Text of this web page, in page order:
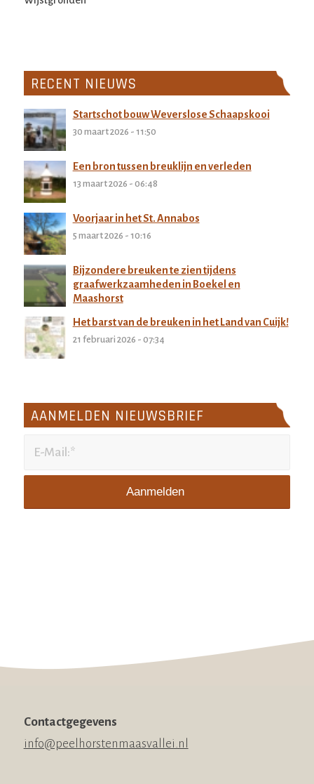
RECENT NIEUWS
Startschot bouw Weverslose Schaapskooi
30 maart 2026 - 11:50
Een bron tussen breuklijn en verleden
13 maart 2026 - 06:48
Voorjaar in het St. Annabos
5 maart 2026 - 10:16
Bijzondere breuken te zien tijdens
graafwerkzaamheden in Boekel en
Maashorst
27 februari 2026 - 11:32
Het barst van de breuken in het Land van Cuijk!
21 februari 2026 - 07:34
AANMELDEN NIEUWSBRIEF
Contactgegevens
info@peelhorstenmaasvallei.nl